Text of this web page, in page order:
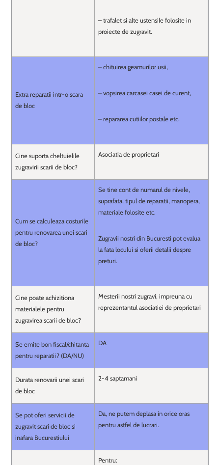
– trafalet si alte ustensile folosite in
proiecte de zugravit.
Extra reparatii intr-o scara
de bloc
– chituirea geamurilor usii,
– vopsirea carcasei casei de curent,
– repararea cutiilor postale etc.
Cine suporta cheltuielile
zugravirii scarii de bloc?
Asociatia de proprietari
Cum se calculeaza costurile
pentru renovarea unei scari
de bloc?
Se tine cont de numarul de nivele,
suprafata, tipul de reparatii, manopera,
materiale folosite etc.
Zugravii nostri din Bucuresti pot evalua
la fata locului si oferii detalii despre
preturi.
Cine poate achizitiona
materialele pentru
zugravirea scarii de bloc?
Mesterii nostri zugravi, impreuna cu
reprezentantul asociatiei de proprietari
Se emite bon fiscal/chitanta
pentru reparatii? (DA/NU)
DA
Durata renovarii unei scari
de bloc
2-4 saptamani
Se pot oferi servicii de
zugravit scari de bloc si
inafara Bucurestiului
Da, ne putem deplasa in orice oras
pentru astfel de lucrari.
Pentru: